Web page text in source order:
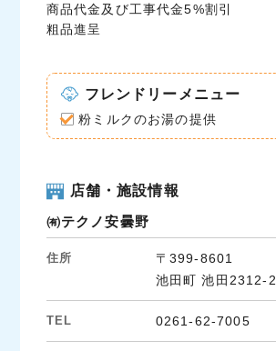
o
k
r
商品代金及び工事代金5%割引
粗品進呈
フレンドリーメニュー
粉ミルクのお湯の提供
店舗・施設情報
㈲テクノ安曇野
住所
〒399-8601
池田町 池田2312-2
TEL 0261-62-7005